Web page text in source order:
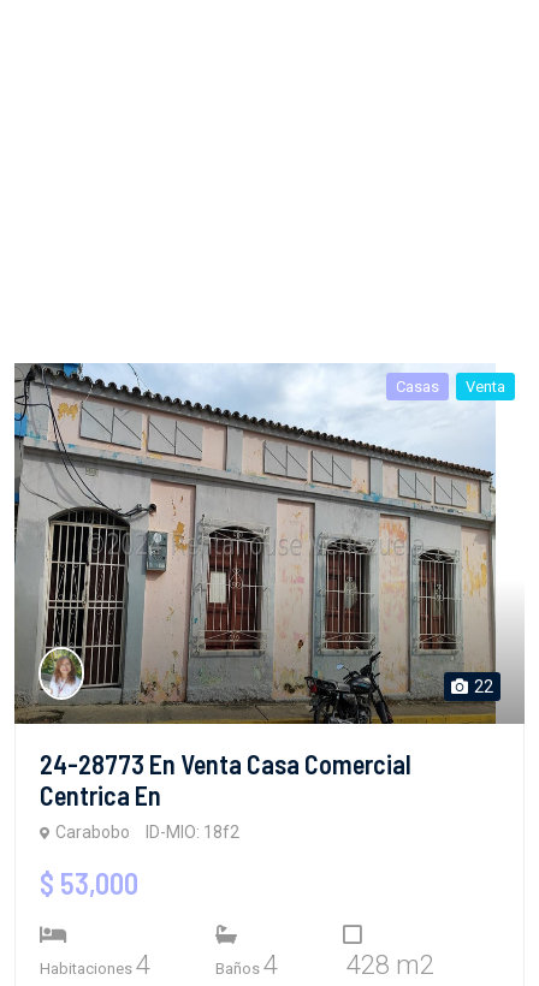
Casas Venta
22
24-28773 En Venta Casa Comercial
Centrica En
Carabobo ID-MIO: 18f2
$ 53,000
Habitaciones 4 Baños 4 428 m2